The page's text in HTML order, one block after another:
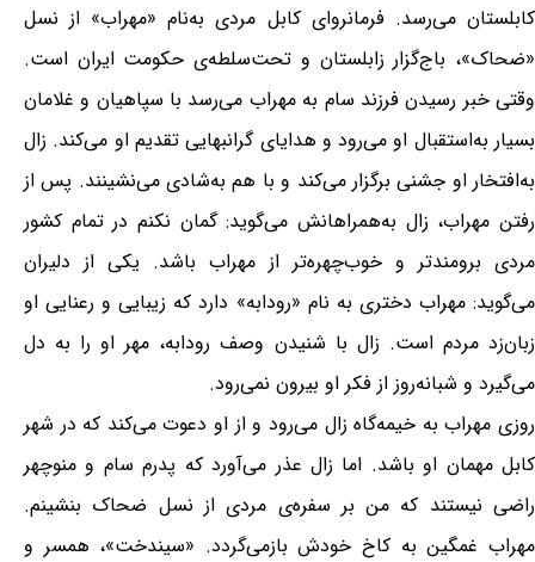
کابلستان می‌رسد. فرمانروای کابل مردی به‌نام «مهراب» از نسل
«ضحاک»، باج‌گزار زابلستان و تحت‌سلطه‌ی حکومت ایران است.
وقتی خبر رسیدن فرزند سام به مهراب می‌رسد با سپاهیان و غلامان
بسیار به‌استقبال او می‌رود و هدایای گرانبهایی تقدیم او می‌کند. زال
به‌افتخار او جشنی برگزار می‌کند و با هم به‌شادی می‌نشینند. پس از
رفتن مهراب، زال به‌همراهانش می‌گوید: گمان نکنم در تمام کشور
مردی برومندتر و خوب‌چهره‌تر از مهراب باشد. یکی از دلیران
می‌گوید: مهراب دختری به نام «رودابه» دارد که زیبایی و رعنایی او
زبان‌زد مردم است. زال با شنیدن وصف رودابه، مهر او را به دل
می‌گیرد و شبانه‌روز از فکر او بیرون نمی‌رود.
روزی مهراب به خیمه‌گاه زال می‌رود و از او دعوت می‌کند که در شهر
کابل مهمان او باشد. اما زال عذر می‌آورد که پدرم سام و منوچهر
راضی نیستند که من بر سفره‌ی مردی از نسل ضحاک بنشینم.
مهراب غمگین به کاخ خودش بازمی‌گردد. «سیندخت»، همسر و